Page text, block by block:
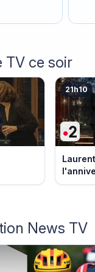
TV ce soir
21h10
News TV